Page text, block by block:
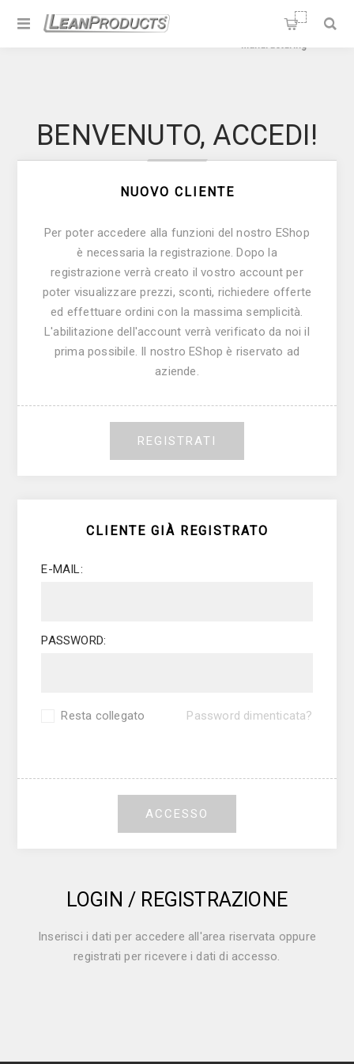
Soluzioni per la Lean
Manufacturing
BENVENUTO, ACCEDI!
NUOVO CLIENTE
Per poter accedere alla funzioni del nostro E­Shop
è necessaria la registrazione. Dopo la
registrazione verrà creato il vostro account per
poter visualizzare prezzi, sconti, richiedere offerte
ed effettuare ordini con la massima semplicità.
L'abilitazione dell'account verrà verificato da noi il
prima possibile. Il nostro E­Shop è riservato ad
aziende.
REGISTRATI
CLIENTE GIÀ REGISTRATO
E-MAIL:
PASSWORD:
Resta collegato Password dimenticata?
ACCESSO
LOGIN / REGISTRAZIONE
Inserisci i dati per accedere all'area riservata oppure
registrati per ricevere i dati di accesso.